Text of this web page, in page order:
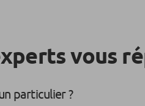
vous
particulier ?